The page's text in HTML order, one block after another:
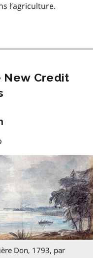
l’agriculture.
New Credit
Don, 1793, par